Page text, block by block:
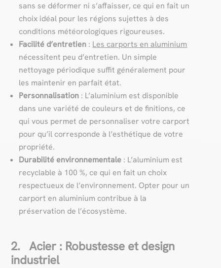
sans se déformer ni s’affaisser, ce qui en fait un
choix idéal pour les régions sujettes à des
conditions météorologiques rigoureuses.
Facilité d’entretien : Les carports en aluminium
nécessitent peu d’entretien. Un simple
nettoyage périodique suffit généralement pour
les maintenir en parfait état.
Personnalisation : L’aluminium est disponible
dans une variété de couleurs et de finitions, ce
qui vous permet de personnaliser votre carport
pour qu’il corresponde à l’esthétique de votre
propriété.
Durabilité environnementale : L’aluminium est
recyclable à 100 %, ce qui en fait un choix
respectueux de l’environnement. Opter pour un
carport en aluminium contribue à la
préservation de l’écosystème.
2. Acier : Robustesse et design
industriel